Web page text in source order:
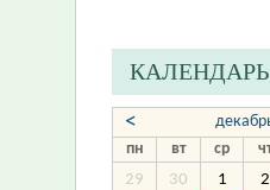
<
пн вт ср
29
30 1 2